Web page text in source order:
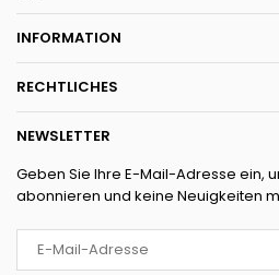
INFORMATION
RECHTLICHES
NEWSLETTER
Geben Sie Ihre E-Mail-Adresse ein,
abonnieren und keine Neuigkeiten